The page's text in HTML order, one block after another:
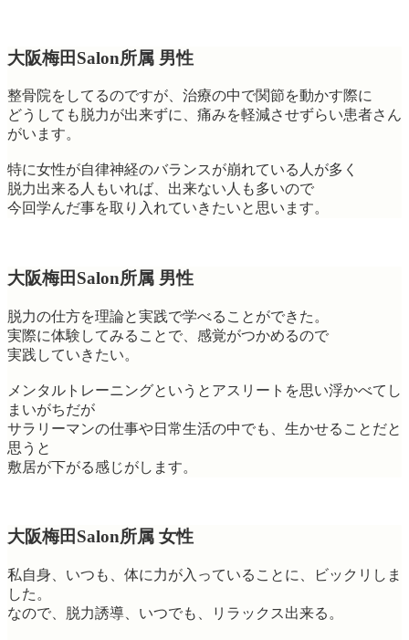
大阪梅田Salon所属 男性
整骨院をしてるのですが、治療の中で関節を動かす際に
どうしても脱力が出来ずに、痛みを軽減させずらい患者さん
がいます。
特に女性が自律神経のバランスが崩れている人が多く
脱力出来る人もいれば、出来ない人も多いので
今回学んだ事を取り入れていきたいと思います。
大阪梅田Salon所属 男性
脱力の仕方を理論と実践で学べることができた。
実際に体験してみることで、感覚がつかめるので
実践していきたい。
メンタルトレーニングというとアスリートを思い浮かべてし
まいがちだが
サラリーマンの仕事や日常生活の中でも、生かせることだと
思うと
敷居が下がる感じがします。
大阪梅田Salon所属 女性
私自身、いつも、体に力が入っていることに、ビックリしま
した。
なので、脱力誘導、いつでも、リラックス出来る。